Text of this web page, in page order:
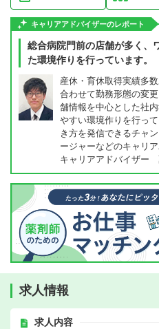
キャリアアドバイザーのレポート
総合病院門前の店舗が多く、
た環境作りを行っています。
産休・育休取得実績多
合わせて勤務形態の変
舗情報を中心とした社
やすい環境作りを行っ
き方を発信できるチャ
ージャーなどのキャリア
キャリアアドバイザー
求人情報
求人内容